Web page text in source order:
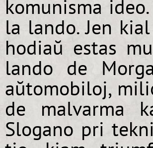
komunisma
la lando. Jen
hodiaŭ estas
lando de
aŭtomobiloj,
de malvarma
Slogano pri